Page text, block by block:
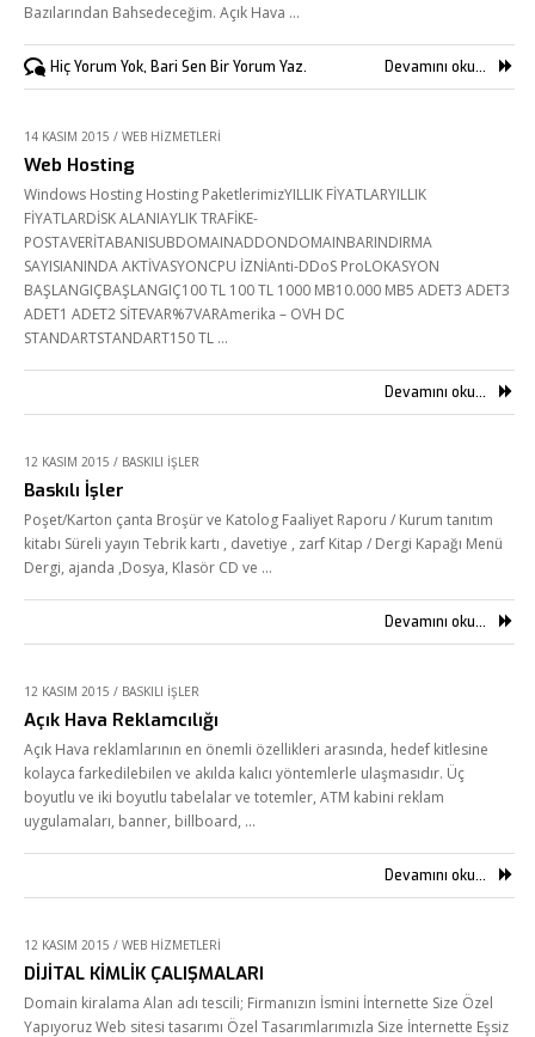
Hizmetlerimiz
Referanslarımız
Online Araçlar
Fikir Proje Blogluyor
Bize Ulaşın
Bazılarından Bahsedeceğim. Açık Hava …
Hiç Yorum Yok, Bari Sen Bir Yorum Yaz. Devamını oku...
14 KASIM 2015 / WEB HIZMETLERI
Web Hosting
Windows Hosting Hosting PaketlerimizYILLIK FİYATLARYILLIK
FİYATLARDİSK ALANIAYLIK TRAFİKE-
POSTAVERİTABANISUBDOMAINADDONDOMAINBARINDIRMA
SAYISIANINDA AKTİVASYONCPU İZNİAnti-DDoS ProLOKASYON
BAŞLANGIÇBAŞLANGIÇ100 TL 100 TL 1000 MB10.000 MB5 ADET3 ADET3
ADET1 ADET2 SİTEVAR%7VARAmerika – OVH DC
STANDARTSTANDART150 TL …
Devamını oku...
12 KASIM 2015 / BASKILI İŞLER
Baskılı İşler
Poşet/Karton çanta Broşür ve Katolog Faaliyet Raporu / Kurum tanıtım
kitabı Süreli yayın Tebrik kartı , davetiye , zarf Kitap / Dergi Kapağı Menü
Dergi, ajanda ,Dosya, Klasör CD ve …
Devamını oku...
12 KASIM 2015 / BASKILI İŞLER
Açık Hava Reklamcılığı
Açık Hava reklamlarının en önemli özellikleri arasında, hedef kitlesine
kolayca farkedilebilen ve akılda kalıcı yöntemlerle ulaşmasıdır. Üç
boyutlu ve iki boyutlu tabelalar ve totemler, ATM kabini reklam
uygulamaları, banner, billboard, …
Devamını oku...
12 KASIM 2015 / WEB HIZMETLERI
DİJİTAL KİMLİK ÇALIŞMALARI
Domain kiralama Alan adı tescili; Firmanızın İsmini İnternette Size Özel
Yapıyoruz Web sitesi tasarımı Özel Tasarımlarımızla Size İnternette Eşsiz